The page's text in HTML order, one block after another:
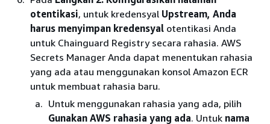
otentikasi, untuk kredensyal Upstream, Anda
harus menyimpan kredensyal otentikasi Anda
untuk Chainguard Registry secara rahasia. AWS
Secrets Manager Anda dapat menentukan rahasia
yang ada atau menggunakan konsol Amazon ECR
untuk membuat rahasia baru.
Untuk menggunakan rahasia yang ada, pilih
Gunakan AWS rahasia yang ada. Untuk nama